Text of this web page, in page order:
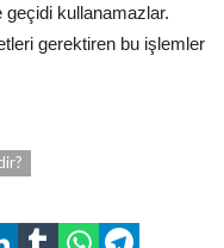
kullanamazlar.
gerektiren bu işlemler